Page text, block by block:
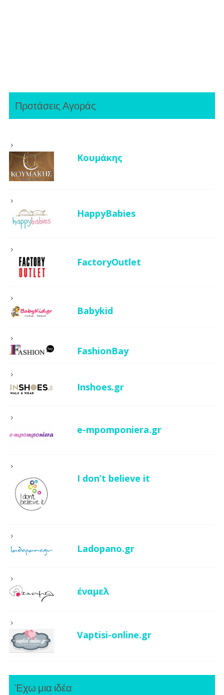
Προτάσεις Αγοράς
Κουμάκης
HappyBabies
FactoryOutlet
Babykid
FashionBay
Inshoes.gr
e-mpomponiera.gr
I don’t believe it
Ladopano.gr
έναμελ
Vaptisi-online.gr
Έχω μια ιδέα